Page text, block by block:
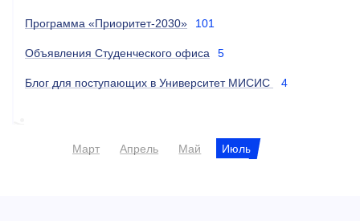
Программа «Приоритет-2030» 101
Объявления Студенческого офиса 5
Блог для поступающих в Университет МИСИС 4
Март Апрель Май Июль